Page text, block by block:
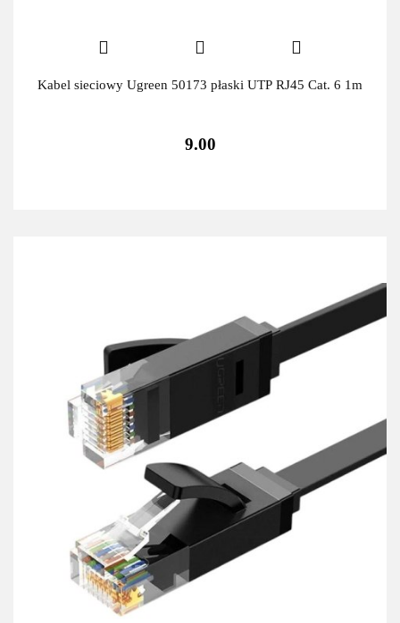
Kabel sieciowy Ugreen 50173 płaski UTP RJ45 Cat. 6 1m
9.00